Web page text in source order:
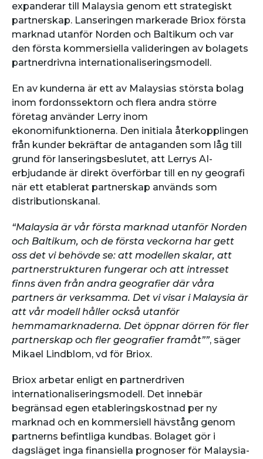
expanderar till Malaysia genom ett strategiskt
partnerskap. Lanseringen markerade Briox första
marknad utanför Norden och Baltikum och var
den första kommersiella valideringen av bolagets
partnerdrivna internationaliseringsmodell.
En av kunderna är ett av Malaysias största bolag
inom fordonssektorn och flera andra större
företag använder Lerry inom
ekonomifunktionerna. Den initiala återkopplingen
från kunder bekräftar de antaganden som låg till
grund för lanseringsbeslutet, att Lerrys AI-
erbjudande är direkt överförbar till en ny geografi
när ett etablerat partnerskap används som
distributionskanal.
“Malaysia är vår första marknad utanför Norden
och Baltikum, och de första veckorna har gett
oss det vi behövde se: att modellen skalar, att
partnerstrukturen fungerar och att intresset
finns även från andra geografier där våra
partners är verksamma. Det vi visar i Malaysia är
att vår modell håller också utanför
hemmamarknaderna. Det öppnar dörren för fler
partnerskap och fler geografier framåt””, säger
Mikael Lindblom, vd för Briox.
Briox arbetar enligt en partnerdriven
internationaliseringsmodell. Det innebär
begränsad egen etableringskostnad per ny
marknad och en kommersiell hävstång genom
partnerns befintliga kundbas. Bolaget gör i
dagsläget inga finansiella prognoser för Malaysia-